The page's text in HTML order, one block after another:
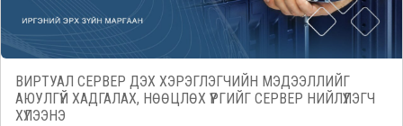
ВИРТУАЛ СЕРВЕР ДЭХ ХЭРЭГЛЭГЧИЙН МЭДЭЭЛЛИЙГ
АЮУЛГҮЙ ХАДГАЛАХ, НӨӨЦЛӨХ ҮҮРГИЙГ СЕРВЕР НИЙЛҮҮЛЭГЧ
ХҮЛЭЭНЭ